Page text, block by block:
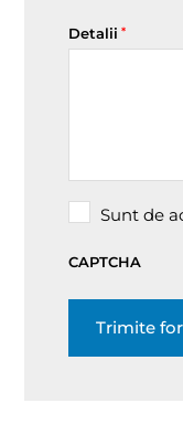
Detalii *
GDPRSunt de
CAPTCHA